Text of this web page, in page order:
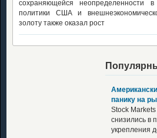
сохраняющейся неопределенности
политики США и
золоту также оказал рост
панику на
Stock
снизились в
укрепления